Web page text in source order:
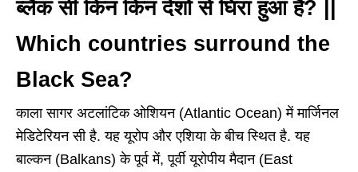
ब्लैक सी किन किन देशों से घिरा हुआ है? ||
Which countries surround the
Black Sea?
काला सागर अटलांटिक ओशियन (Atlantic Ocean) में मार्जिनल
मेडिटेरियन सी है. यह यूरोप और एशिया के बीच स्थित है. यह
बाल्कन (Balkans) के पूर्व में, पूर्वी यूरोपीय मैदान (East